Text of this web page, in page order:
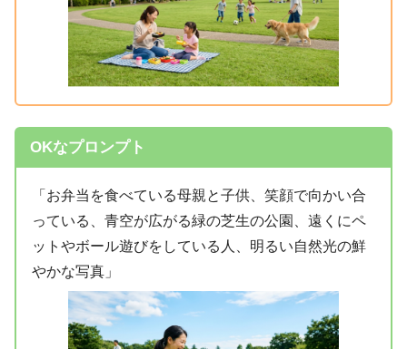
OKなプロンプト
「お弁当を食べている母親と子供、笑顔で向かい合
っている、青空が広がる緑の芝生の公園、遠くにペ
ットやボール遊びをしている人、明るい自然光の鮮
やかな写真」